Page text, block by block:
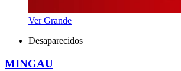
Ver Grande
Desaparecidos
MINGAU